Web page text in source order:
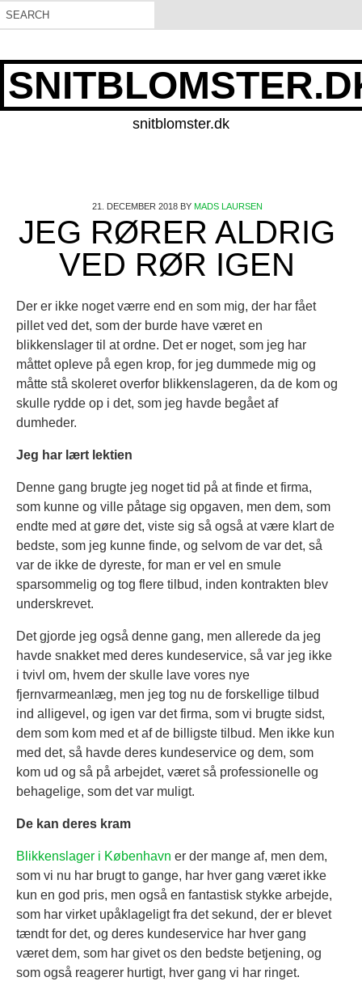
snitblomster.dk
21. DECEMBER 2018BY MADS LAURSEN
JEG RØRER ALDRIG
VED RØR IGEN
Der er ikke noget værre end en som mig, der har fået
pillet ved det, som der burde have været en
blikkenslager til at ordne. Det er noget, som jeg har
måttet opleve på egen krop, for jeg dummede mig og
måtte stå skoleret overfor blikkenslageren, da de kom og
skulle rydde op i det, som jeg havde begået af
dumheder.
Jeg har lært lektien
Denne gang brugte jeg noget tid på at finde et firma,
som kunne og ville påtage sig opgaven, men dem, som
endte med at gøre det, viste sig så også at være klart de
bedste, som jeg kunne finde, og selvom de var det, så
var de ikke de dyreste, for man er vel en smule
sparsommelig og tog flere tilbud, inden kontrakten blev
underskrevet.
Det gjorde jeg også denne gang, men allerede da jeg
havde snakket med deres kundeservice, så var jeg ikke
i tvivl om, hvem der skulle lave vores nye
fjernvarmeanlæg, men jeg tog nu de forskellige tilbud
ind alligevel, og igen var det firma, som vi brugte sidst,
dem som kom med et af de billigste tilbud. Men ikke kun
med det, så havde deres kundeservice og dem, som
kom ud og så på arbejdet, været så professionelle og
behagelige, som det var muligt.
De kan deres kram
Blikkenslager i København er der mange af, men dem,
som vi nu har brugt to gange, har hver gang været ikke
kun en god pris, men også en fantastisk stykke arbejde,
som har virket upåklageligt fra det sekund, der er blevet
tændt for det, og deres kundeservice har hver gang
været dem, som har givet os den bedste betjening, og
som også reagerer hurtigt, hver gang vi har ringet.